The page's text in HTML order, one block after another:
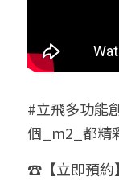
#立飛多功能
個_m2_都精
☎️【立即預約】